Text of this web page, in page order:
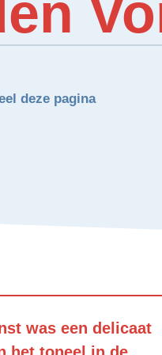
deze pagina
was een delicaat